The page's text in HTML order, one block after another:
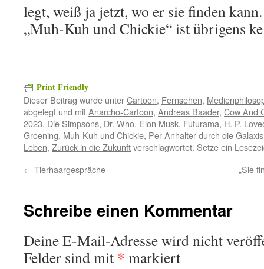
legt, weiß ja jetzt, wo er sie finden
„Muh-Kuh und Chickie“ ist übrigens
Print Friendly
Dieser Beitrag wurde unterCartoon, Fernsehen,
abgelegt und mitAnarcho-Cartoon, Andreas Baader, Cow And
2023, Die Simpsons, Dr. Who, Elon Musk, Futurama, H. P.
Groening, Muh-Kuh und Chickie, Per Anhalter durch die Galaxis
Leben, Zurück in die Zukunftverschlagwortet. Setze ein
← Tierhaargespräche „Sie
Schreibe einen Kommentar
Deine E-Mail-Adresse wird nicht
Felder sind mit * markiert